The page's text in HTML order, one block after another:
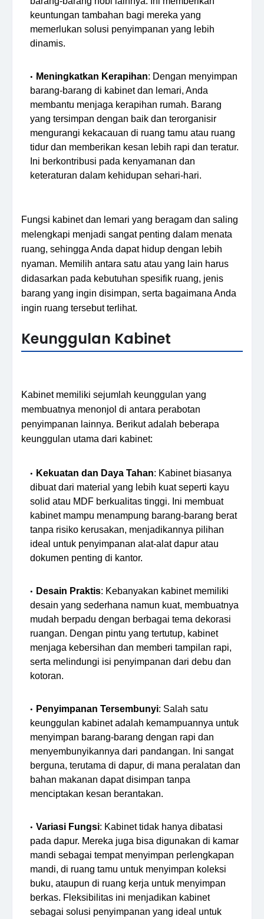
keuntungan tambahan bagi mereka yang
memerlukan solusi penyimpanan yang lebih
dinamis.
Meningkatkan Kerapihan: Dengan menyimpan
barang-barang di kabinet dan lemari, Anda
membantu menjaga kerapihan rumah. Barang
yang tersimpan dengan baik dan terorganisir
mengurangi kekacauan di ruang tamu atau ruang
tidur dan memberikan kesan lebih rapi dan teratur.
Ini berkontribusi pada kenyamanan dan
keteraturan dalam kehidupan sehari-hari.
Fungsi kabinet dan lemari yang beragam dan saling
melengkapi menjadi sangat penting dalam menata
ruang, sehingga Anda dapat hidup dengan lebih
nyaman. Memilih antara satu atau yang lain harus
didasarkan pada kebutuhan spesifik ruang, jenis
barang yang ingin disimpan, serta bagaimana Anda
ingin ruang tersebut terlihat.
Keunggulan Kabinet
Kabinet memiliki sejumlah keunggulan yang
membuatnya menonjol di antara perabotan
penyimpanan lainnya. Berikut adalah beberapa
keunggulan utama dari kabinet:
Kekuatan dan Daya Tahan: Kabinet biasanya
dibuat dari material yang lebih kuat seperti kayu
solid atau MDF berkualitas tinggi. Ini membuat
kabinet mampu menampung barang-barang berat
tanpa risiko kerusakan, menjadikannya pilihan
ideal untuk penyimpanan alat-alat dapur atau
dokumen penting di kantor.
Desain Praktis: Kebanyakan kabinet memiliki
desain yang sederhana namun kuat, membuatnya
mudah berpadu dengan berbagai tema dekorasi
ruangan. Dengan pintu yang tertutup, kabinet
menjaga kebersihan dan memberi tampilan rapi,
serta melindungi isi penyimpanan dari debu dan
kotoran.
Penyimpanan Tersembunyi: Salah satu
keunggulan kabinet adalah kemampuannya untuk
menyimpan barang-barang dengan rapi dan
menyembunyikannya dari pandangan. Ini sangat
berguna, terutama di dapur, di mana peralatan dan
bahan makanan dapat disimpan tanpa
menciptakan kesan berantakan.
Variasi Fungsi: Kabinet tidak hanya dibatasi
pada dapur. Mereka juga bisa digunakan di kamar
mandi sebagai tempat menyimpan perlengkapan
mandi, di ruang tamu untuk menyimpan koleksi
buku, ataupun di ruang kerja untuk menyimpan
berkas. Fleksibilitas ini menjadikan kabinet
sebagai solusi penyimpanan yang ideal untuk